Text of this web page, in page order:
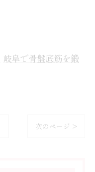
岐阜で骨盤底筋を鍛
次のページ >